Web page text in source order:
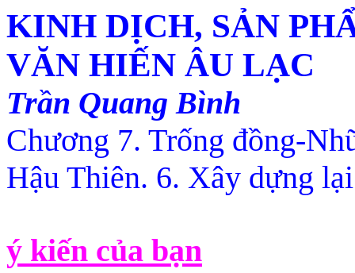
KINH DỊCH, SẢN
VĂN HIẾN ÂU LẠC
Trần Quang Bình
Chương 7. Trống đồng-
Hậu Thiên. 6. Xây dựng lại
ý kiến của bạn